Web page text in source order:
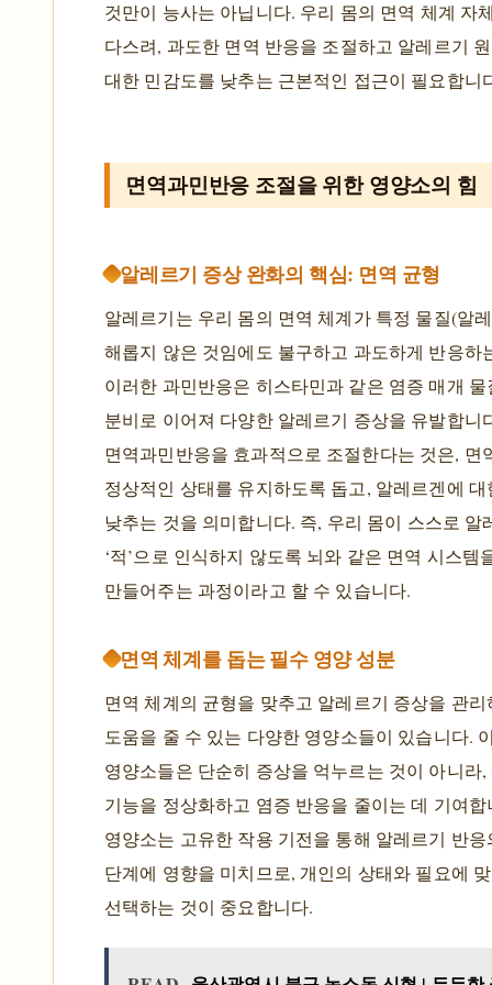
것만이 능사는 아닙니다. 우리 몸의 면역 체계 자
다스려, 과도한 면역 반응을 조절하고 알레르기
대한 민감도를 낮추는 근본적인 접근이 필요합니
면역과민반응 조절을 위한 영양소의 힘
알레르기 증상 완화의 핵심: 면역 균형
알레르기는 우리 몸의 면역 체계가 특정 물질(알
해롭지 않은 것임에도 불구하고 과도하게 반응하
이러한 과민반응은 히스타민과 같은 염증 매개
분비로 이어져 다양한 알레르기 증상을 유발합니
면역과민반응을 효과적으로 조절한다는 것은, 면
정상적인 상태를 유지하도록 돕고, 알레르겐에
낮추는 것을 의미합니다. 즉, 우리 몸이 스스로 알
‘적’으로 인식하지 않도록 뇌와 같은 면역 시스템
만들어주는 과정이라고 할 수 있습니다.
면역 체계를 돕는 필수 영양 성분
면역 체계의 균형을 맞추고 알레르기 증상을 관리
도움을 줄 수 있는 다양한 영양소들이 있습니다.
영양소들은 단순히 증상을 억누르는 것이 아니라
기능을 정상화하고 염증 반응을 줄이는 데 기여합
영양소는 고유한 작용 기전을 통해 알레르기 반
단계에 영향을 미치므로, 개인의 상태와 필요에
선택하는 것이 중요합니다.